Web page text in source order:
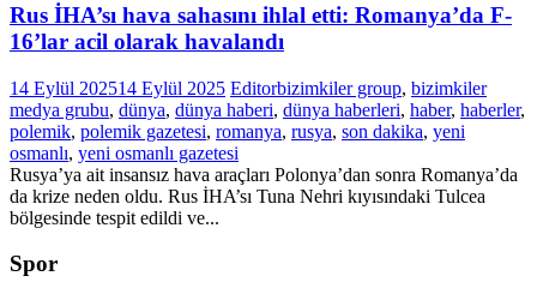
Rus İHA’sı hava sahasını ihlal etti: Romanya’da F-
16’lar acil olarak havalandı
14 Eylül 202514 Eylül 2025 Editorbizimkiler group, bizimkiler
medya grubu, dünya, dünya haberi, dünya haberleri, haber, haberler,
polemik, polemik gazetesi, romanya, rusya, son dakika, yeni
osmanlı, yeni osmanlı gazetesi
Rusya’ya ait insansız hava araçları Polonya’dan sonra Romanya’da
da krize neden oldu. Rus İHA’sı Tuna Nehri kıyısındaki Tulcea
bölgesinde tespit edildi ve...
Spor